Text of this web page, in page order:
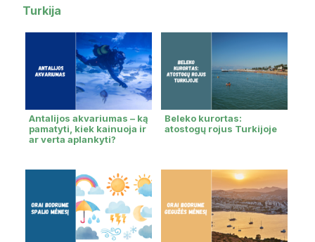
Turkija
Antalijos akvariumas – ką
pamatyti, kiek kainuoja ir
ar verta aplankyti?
Beleko kurortas:
atostogų rojus Turkijoje